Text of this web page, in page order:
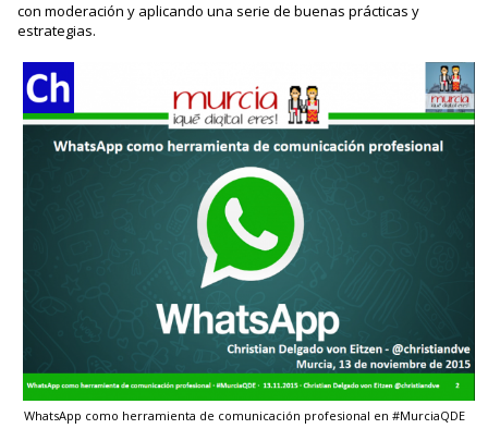
con moderación y aplicando una serie de buenas prácticas y
estrategias.
WhatsApp como herramienta de comunicación profesional en #MurciaQDE